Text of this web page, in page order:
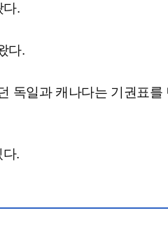
다.
다.
독일과 캐나다는 기권표를
.